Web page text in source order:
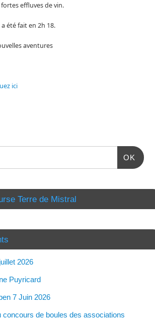
effluves de vin.
été fait en 2h 18.
aventures
ici
OK
Terre de Mistral
2026
Puyricard
7 Juin 2026
concours de boules des associations